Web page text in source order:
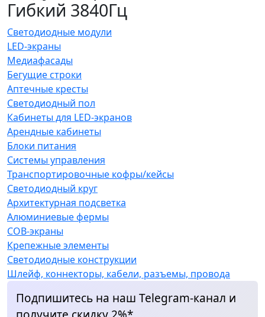
Гибкий 3840Гц
Светодиодные модули
LED-экраны
Медиафасады
Бегущие строки
Аптечные кресты
Светодиодный пол
Кабинеты для LED-экранов
Арендные кабинеты
Блоки питания
Системы управления
Транспортировочные кофры/кейсы
Светодиодный круг
Архитектурная подсветка
Алюминиевые фермы
COB-экраны
Крепежные элементы
Светодиодные конструкции
Шлейф, коннекторы, кабели, разъемы, провода
Подпишитесь на наш Telegram-канал и